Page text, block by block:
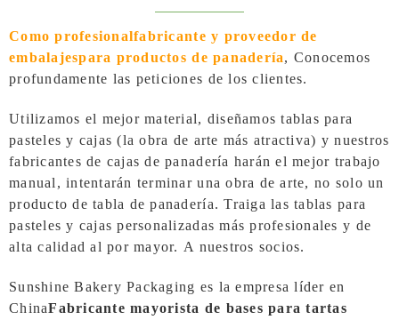
Como profesionalfabricante y proveedor de
embalajespara productos de panadería, Conocemos
profundamente las peticiones de los clientes.
Utilizamos el mejor material, diseñamos tablas para
pasteles y cajas (la obra de arte más atractiva) y nuestros
fabricantes de cajas de panadería harán el mejor trabajo
manual, intentarán terminar una obra de arte, no solo un
producto de tabla de panadería. Traiga las tablas para
pasteles y cajas personalizadas más profesionales y de
alta calidad al por mayor. A nuestros socios.
Sunshine Bakery Packaging es la empresa líder en
ChinaFabricante mayorista de bases para tartas